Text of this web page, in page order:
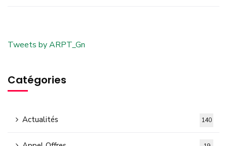
Tweets by ARPT_Gn
Catégories
Actualités 140